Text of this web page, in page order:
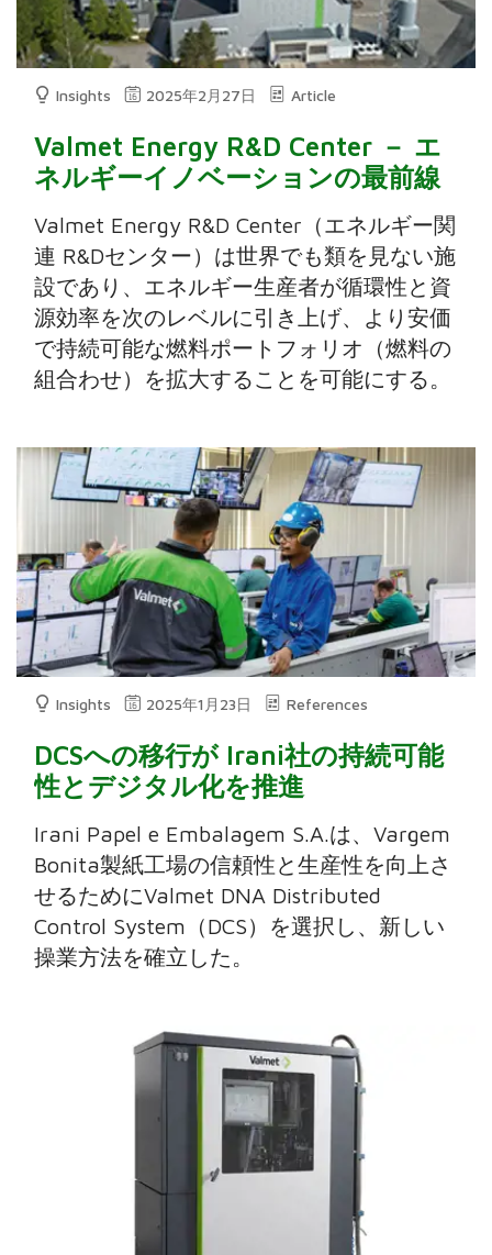
Insights 2025年2月27日 Article
Valmet Energy R&D Center － エ
ネルギーイノベーションの最前線
Valmet Energy R&D Center（エネルギー関
連 R&Dセンター）は世界でも類を見ない施
設であり、エネルギー生産者が循環性と資
源効率を次のレベルに引き上げ、より安価
で持続可能な燃料ポートフォリオ（燃料の
組合わせ）を拡大することを可能にする。
Insights 2025年1月23日 References
DCSへの移行が Irani社の持続可能
性とデジタル化を推進
Irani Papel e Embalagem S.A.は、Vargem
Bonita製紙工場の信頼性と生産性を向上さ
せるためにValmet DNA Distributed
Control System（DCS）を選択し、新しい
操業方法を確立した。